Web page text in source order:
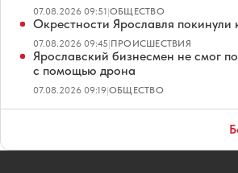
07.08.2026 09:51|ОБЩЕСТВО
Окрестности Ярославля покинули
07.08.2026 09:45|ПРОИСШЕСТВИЯ
Ярославский бизнесмен не смог
с помощью дрона
07.08.2026 09:19|ОБЩЕСТВО